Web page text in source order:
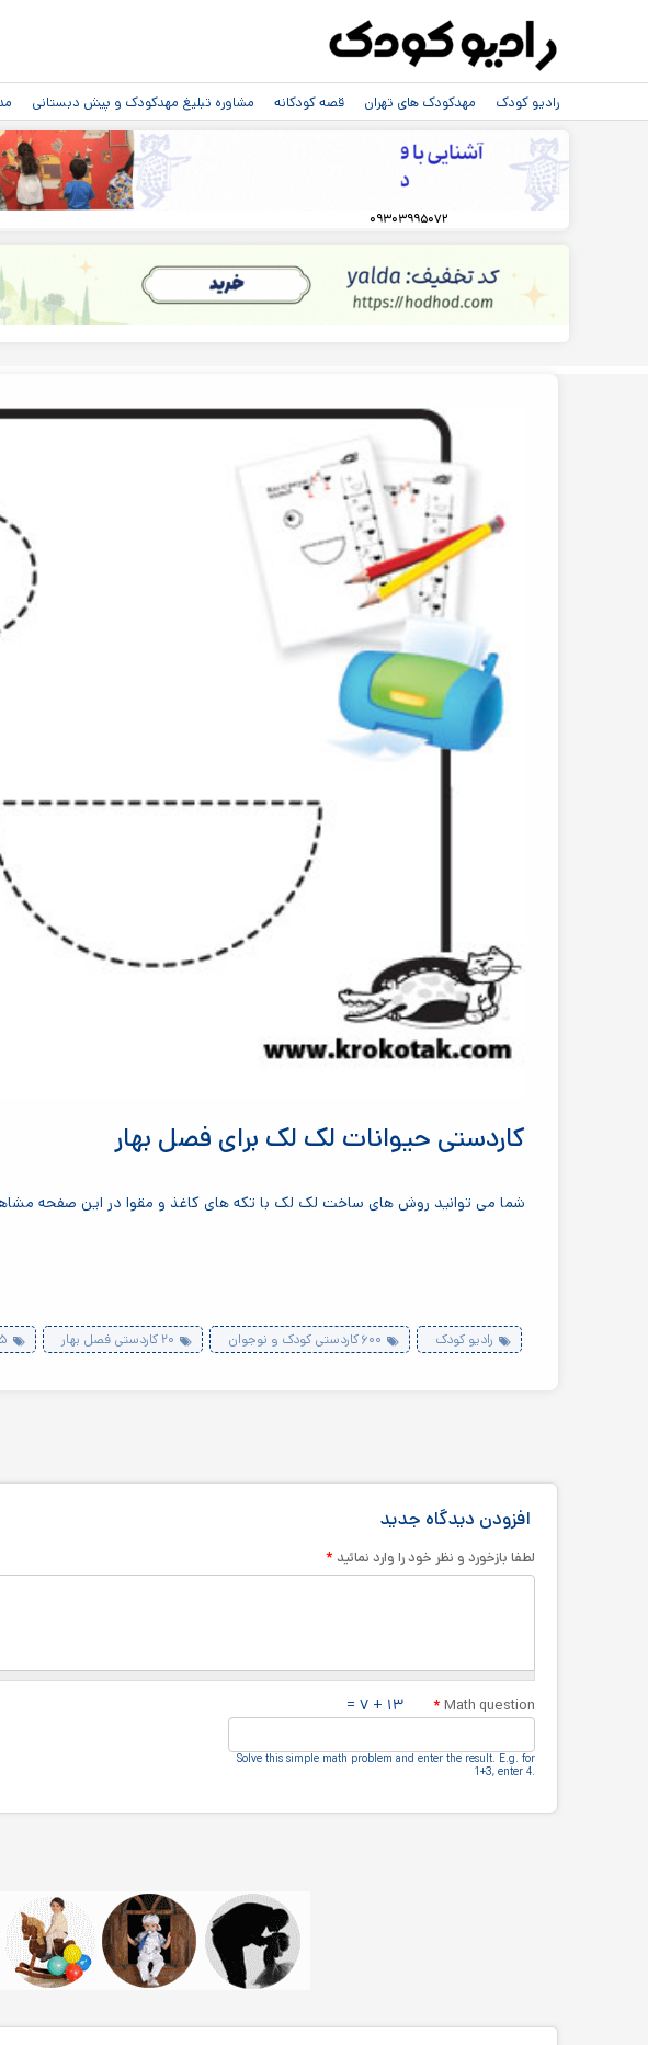
رادیو کودک مهدکودک های تهران قصه کودکانه مشاوره تبلیغ مهدکودک و پیش دبستانی
۰۹۳۰۳۹۹۵۰۷۲
کاردستی حیوانات لک لک برای فصل بهار
شما می توانید روش های ساخت لک لک با تکه های کاغذ و مقوا در این صفحه
رادیو کودک ۶۰۰ کاردستی کودک و نوجوان ۲۰ کاردستی فصل بهار ۲۵
افزودن دیدگاه جدید
لطفا بازخورد و نظر خود را وارد نمائید *
Math question
* ۱۳ + ۷ =
Solve this simple math problem and enter the result.‎ E.g.‎ for
1+3, enter 4.‎